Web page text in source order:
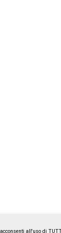
all'uso di